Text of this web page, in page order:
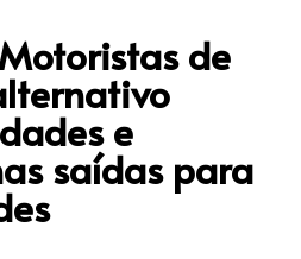
de
e
saídas para